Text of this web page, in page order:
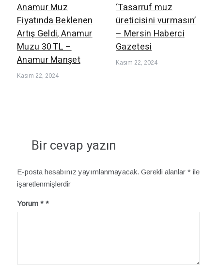
Anamur Muz
Fiyatında Beklenen
Artış Geldi, Anamur
Muzu 30 TL –
Anamur Manşet
Kasım 22, 2024
‘Tasarruf muz
üreticisini vurmasın’
– Mersin Haberci
Gazetesi
Kasım 22, 2024
Bir cevap yazın
E-posta hesabınız yayımlanmayacak. Gerekli alanlar * ile
işaretlenmişlerdir
Yorum *